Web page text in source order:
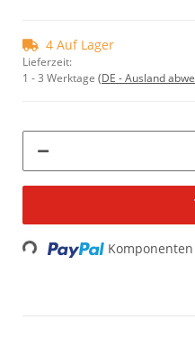
4 Auf Lager
Lieferzeit:
1 - 3 Werktage (DE - Ausland
Loading...